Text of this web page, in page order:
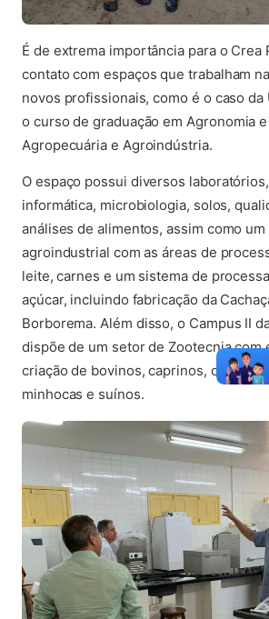
É de extrema importância para o Crea
contato com espaços que trabalham
novos profissionais, como é o caso da
o curso de graduação em Agronomia
Agropecuária e Agroindústria.
O espaço possui diversos
informática, microbiologia, solos,
análises de alimentos, assim como
agroindustrial com as áreas de
leite, carnes e um sistema de
açúcar, incluindo fabricação da
Borborema. Além disso, o Campus II
dispõe de um setor de Zootecnia com
criação de bovinos, caprinos, ovinos,
minhocas e suínos.